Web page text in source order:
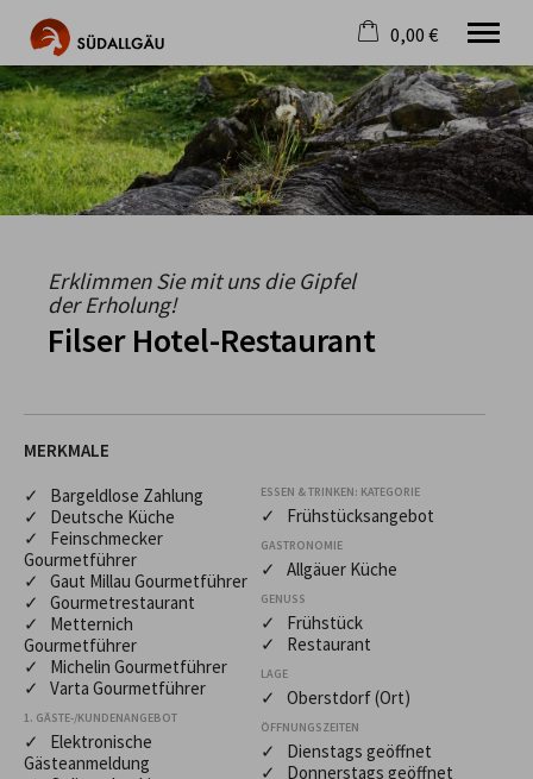
Die schönste Seite im Allgäu
Aktuell
Destination
Gastgeber
Wandern
Mountainbike
Tipps
Jobs
0,00 €
×
Warenkorb ist leer
Erklimmen Sie mit uns die Gipfel
der Erholung!
Filser Hotel-Restaurant
MERKMALE
✓ Bargeldlose Zahlung
✓ Deutsche Küche
✓ Feinschmecker
Gourmetführer
✓ Gaut Millau Gourmetführer
✓ Gourmetrestaurant
✓ Metternich
Gourmetführer
✓ Michelin Gourmetführer
✓ Varta Gourmetführer
1. GÄSTE-/KUNDENANGEBOT
✓ Elektronische
Gästeanmeldung
ESSEN & TRINKEN: KATEGORIE
✓ Frühstücksangebot
GASTRONOMIE
✓ Allgäuer Küche
GENUSS
✓ Frühstück
✓ Restaurant
LAGE
✓ Oberstdorf (Ort)
ÖFFNUNGSZEITEN
✓ Dienstags geöffnet
✓ Donnerstags geöffnet